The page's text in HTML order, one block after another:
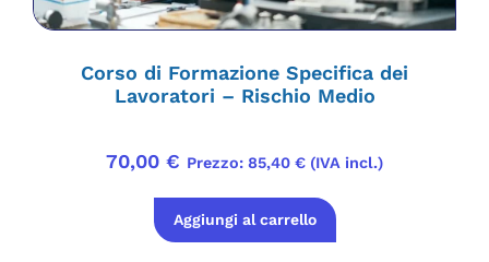
Corso di Formazione Specifica dei
Lavoratori – Rischio Medio
70,00 € Prezzo: 85,40 € (IVA incl.)
Aggiungi al carrello